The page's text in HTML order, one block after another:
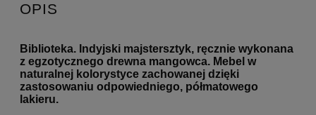
OPIS
Biblioteka. Indyjski majstersztyk, ręcznie wykonana
z egzotycznego drewna mangowca. Mebel w
naturalnej kolorystyce zachowanej dzięki
zastosowaniu odpowiedniego, półmatowego
lakieru.